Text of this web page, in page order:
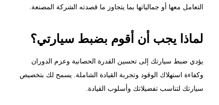
التعامل معها أو جمالياتها بما يتجاوز ما قصدته الشركة المصنعة.
لماذا يجب أن أقوم بضبط سيارتي؟
يؤدي ضبط سيارتك إلى تحسين القدرة الحصانية وعزم الدوران
وكفاءة استهلاك الوقود وتجربة القيادة الشاملة. يسمح لك بتخصيص
سيارتك لتناسب تفضيلاتك وأسلوب القيادة.